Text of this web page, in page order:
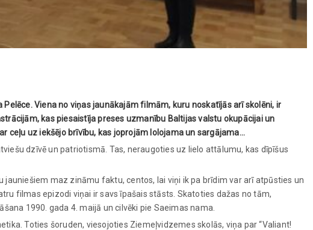
Viena no viņas jaunākajām filmām, kuru noskatījās arī skolēni, ir
kas piesaistīja preses uzmanību Baltijas valstu okupācijai un
ceļu uz iekšējo brīvību, kas joprojām lolojama un sargājama…
dzīvē un patriotismā. Tas, neraugoties uz lielo attālumu, kas dīpīšus
maz zināmu faktu, centos, lai viņi ik pa brīdim var arī atpūsties un
filmas epizodi viņai ir savs īpašais stāsts. Skatoties dažas no tām,
1990. gada 4. maijā un cilvēki pie Saeimas nama.
Toties šoruden, viesojoties Ziemeļvidzemes skolās, viņa par “Valiant!